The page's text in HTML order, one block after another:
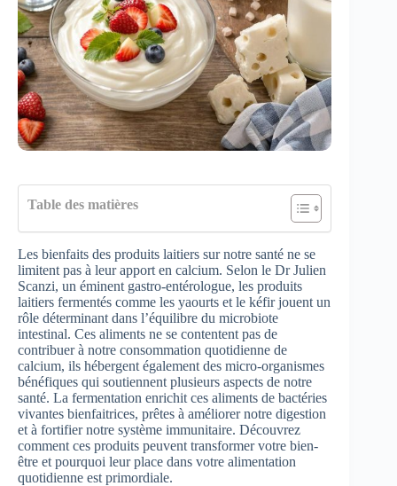
Table des matières
Les bienfaits des produits laitiers sur notre santé ne se
limitent pas à leur apport en calcium. Selon le Dr Julien
Scanzi, un éminent gastro-entérologue, les produits
laitiers fermentés comme les yaourts et le kéfir jouent un
rôle déterminant dans l’équilibre du microbiote
intestinal. Ces aliments ne se contentent pas de
contribuer à notre consommation quotidienne de
calcium, ils hébergent également des micro-organismes
bénéfiques qui soutiennent plusieurs aspects de notre
santé. La fermentation enrichit ces aliments de bactéries
vivantes bienfaitrices, prêtes à améliorer notre digestion
et à fortifier notre système immunitaire. Découvrez
comment ces produits peuvent transformer votre bien-
être et pourquoi leur place dans votre alimentation
quotidienne est primordiale.